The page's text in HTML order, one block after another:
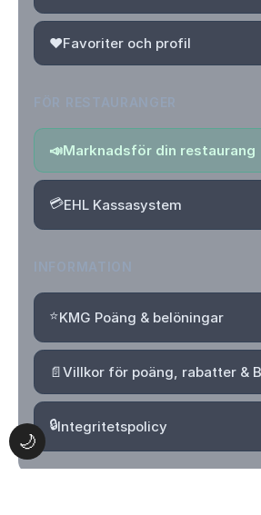
🌙
❤️Favoriter och profil
📣Marknadsför din restaurang
💳EHL Kassasystem
⭐KMG Poäng & belöningar
📄Villkor för poäng, rabatter &
🔒Integritetspolicy